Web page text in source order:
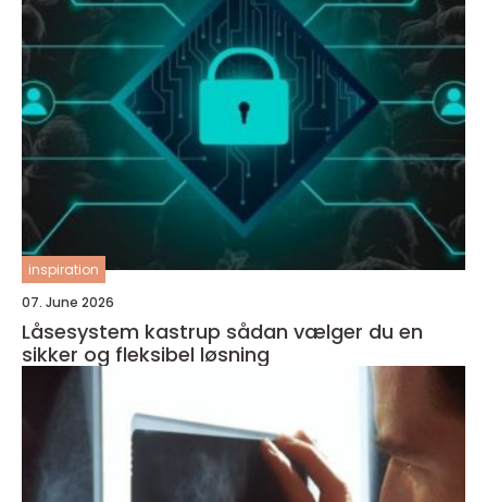
inspiration
07. June 2026
Låsesystem kastrup sådan vælger du en
sikker og fleksibel løsning